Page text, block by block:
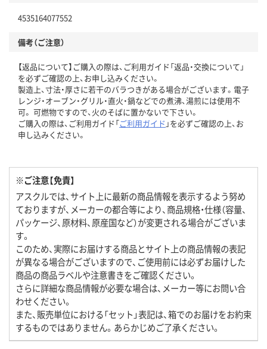
4535164077552
備考（ご注意）
【返品について】ご購入の際は、ご利用ガイド「返品・交換について」
を必ずご確認の上、お申し込みください。
製造上、寸法・厚さに若干のバラつきがある場合がございます。電子
レンジ・オーブン・グリル・直火・鍋などでの煮沸、湯煎には使用不
可。 可燃物ですので、火のそばに置かないで下さい。
ご購入の際は、ご利用ガイド「ご利用ガイド 」を必ずご確認の上、お
申し込みください。
※ご注意【免責】
アスクルでは、サイト上に最新の商品情報を表示するよう努め
ておりますが、メーカーの都合等により、商品規格・仕様（容量、
パッケージ、原材料、原産国など）が変更される場合がございま
す。
このため、実際にお届けする商品とサイト上の商品情報の表記
が異なる場合がございますので、ご使用前には必ずお届けした
商品の商品ラベルや注意書きをご確認ください。
さらに詳細な商品情報が必要な場合は、メーカー等にお問い合
わせください。
また、販売単位における「セット」表記は、箱でのお届けをお約束
するものではありません。あらかじめご了承ください。